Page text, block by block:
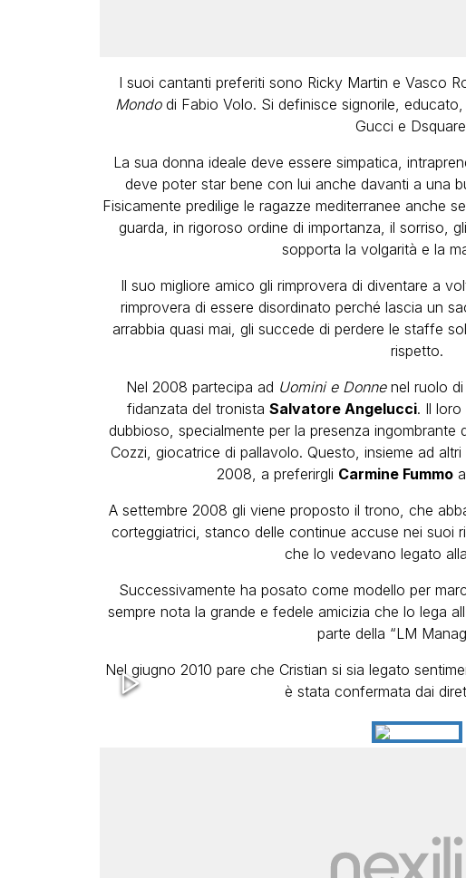
I suoi cantanti preferiti sono Ricky Martin e Vasco
Mondodi Fabio Volo. Si definisce signorile, educato,
Gucci e
La sua donna ideale deve essere simpatica,
deve poter star bene con lui anche davanti a una
Fisicamente predilige le ragazze mediterranee anche
guarda, in rigoroso ordine di importanza, il sorriso,
sopporta la volgarità e la
Il suo migliore amico gli rimprovera di diventare a
rimprovera di essere disordinato perché lascia un
arrabbia quasi mai, gli succede di perdere le staffe
rispetto.
Nel 2008 partecipa ad Uomini e Donnenel ruolo di
fidanzata del tronista Salvatore Angelucci. Il
dubbioso, specialmente per la presenza ingombrante
Cozzi, giocatrice di pallavolo. Questo, insieme ad
2008, a preferirgli Carmine Fummo
A settembre 2008 gli viene proposto il trono, che
corteggiatrici, stanco delle continue accuse nei suoi
che lo vedevano legato
Successivamente ha posato come modello per
sempre nota la grande e fedele amicizia che lo lega
parte della “LM
Nel giugno 2010 pare che Cristian si sia legato
è stata confermata dai